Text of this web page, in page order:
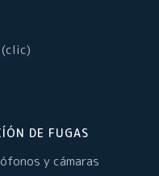
DE FUGAS
y cámaras